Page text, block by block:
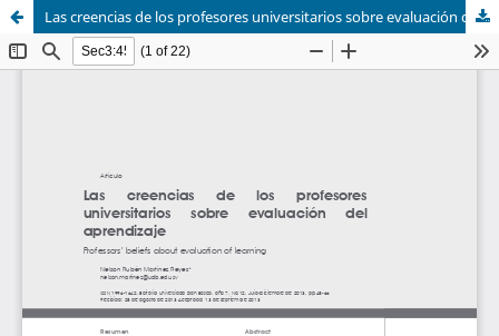
Las creencias de los profesores universitarios sobre evaluación del aprendizaje